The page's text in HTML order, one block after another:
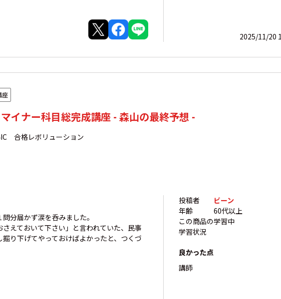
2025/11/20
座
イナー科目総完成講座 - 森山の最終予想 -
合格レボリューション
分届かず涙を呑みました。
えておいて下さい」と言われていた、民事
り下げてやっておけばよかったと、つくづ
投稿者
ビーン
年齢
60代以上
この商品の
学習状況
学習中
良かった点
講師